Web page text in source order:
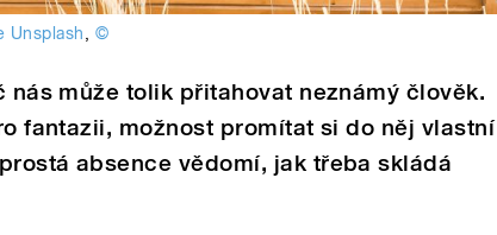
Unsplash, ©
nás může tolik přitahovat neznámý člověk.
fantazii, možnost promítat si do něj vlastní
absence vědomí, jak třeba skládá